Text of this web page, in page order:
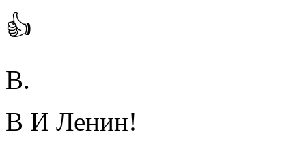
👍
В.
В И Ленин!